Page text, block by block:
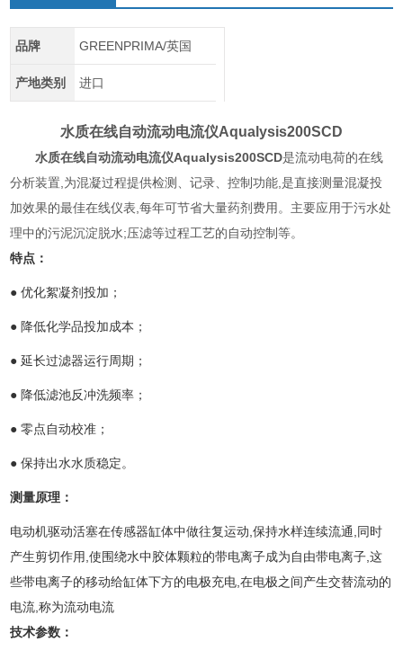
品牌 GREENPRIMA/英国
产地类别 进口
水质在线自动流动电流仪Aqualysis200SCD
水质在线自动流动电流仪Aqualysis200SCD是流动电荷的在线
分析装置,为混凝过程提供检测、记录、控制功能,是直接测量混凝投
加效果的最佳在线仪表,每年可节省大量药剂费用。主要应用于污水处
理中的污泥沉淀脱水;压滤等过程工艺的自动控制等。
特点：
● 优化絮凝剂投加；
● 降低化学品投加成本；
● 延长过滤器运行周期；
● 降低滤池反冲洗频率；
● 零点自动校准；
● 保持出水水质稳定。
测量原理：
电动机驱动活塞在传感器缸体中做往复运动,保持水样连续流通,同时
产生剪切作用,使围绕水中胶体颗粒的带电离子成为自由带电离子,这
些带电离子的移动给缸体下方的电极充电,在电极之间产生交替流动的
电流,称为流动电流
技术参数：